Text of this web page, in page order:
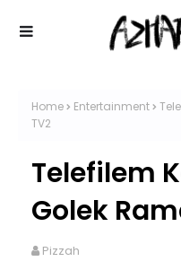
Home Entertainment
TV2
Telefilem
Golek
Pizzah